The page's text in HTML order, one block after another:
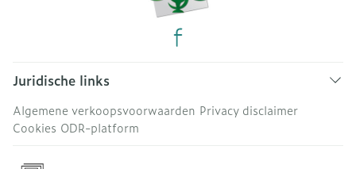
Juridische links
Algemene verkoopsvoorwaarden Privacy disclaimer
Cookies ODR-platform